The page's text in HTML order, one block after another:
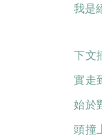
我是
下文
實走
始於
頭撞